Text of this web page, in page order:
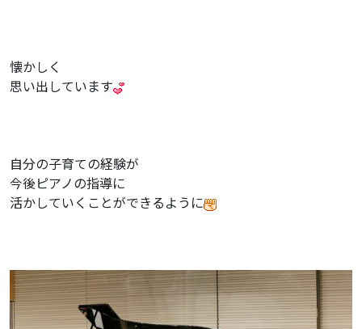
懐かしく
思い出しています
自分の子育ての経験が
今後ピアノの指導に
活かしていくことができるように